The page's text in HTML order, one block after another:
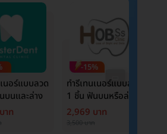
นอร์แบบลวด
บนและล่าง
าท
-15%
ทำรีเทนเนอร์แบบลวด
1 ชิ้น ฟันบนหรือล่าง
2,969 บาท